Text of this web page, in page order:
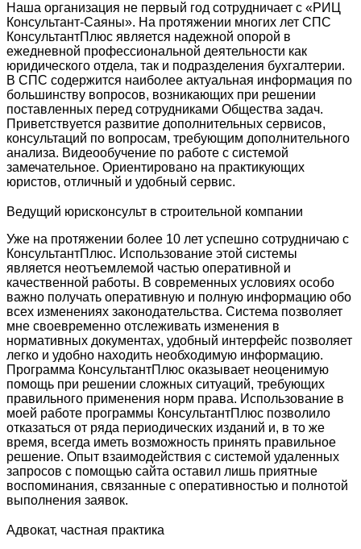
Наша организация не первый год сотрудничает с «РИЦ
Консультант-Саяны». На протяжении многих лет СПС
КонсультантПлюс является надежной опорой в
ежедневной профессиональной деятельности как
юридического отдела, так и подразделения бухгалтерии.
В СПС содержится наиболее актуальная информация по
большинству вопросов, возникающих при решении
поставленных перед сотрудниками Общества задач.
Приветствуется развитие дополнительных сервисов,
консультаций по вопросам, требующим дополнительного
анализа. Видеообучение по работе с системой
замечательное. Ориентировано на практикующих
юристов, отличный и удобный сервис.
Ведущий юрисконсульт в строительной компании
Уже на протяжении более 10 лет успешно сотрудничаю с
КонсультантПлюс. Использование этой системы
является неотъемлемой частью оперативной и
качественной работы. В современных условиях особо
важно получать оперативную и полную информацию обо
всех изменениях законодательства. Система позволяет
мне своевременно отслеживать изменения в
нормативных документах, удобный интерфейс позволяет
легко и удобно находить необходимую информацию.
Программа КонсультантПлюс оказывает неоценимую
помощь при решении сложных ситуаций, требующих
правильного применения норм права. Использование в
моей работе программы КонсультантПлюс позволило
отказаться от ряда периодических изданий и, в то же
время, всегда иметь возможность принять правильное
решение. Опыт взаимодействия с системой удаленных
запросов с помощью сайта оставил лишь приятные
воспоминания, связанные с оперативностью и полнотой
выполнения заявок.
Адвокат, частная практика